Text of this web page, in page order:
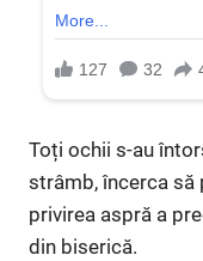
Toți ochii s-au
strâmb, încerca să
privirea aspră a
din biserică.